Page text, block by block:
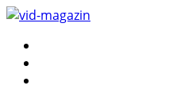
Springe
Inhalt
vid-magazin
Zeigen Sie Vernunft und Herz